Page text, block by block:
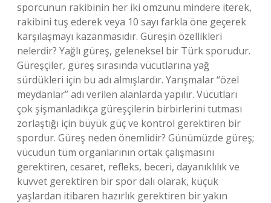
sporcunun rakibinin her iki omzunu mindere iterek,
rakibini tuş ederek veya 10 sayı farkla öne geçerek
karşılaşmayı kazanmasıdır. Güreşin özellikleri
nelerdir? Yağlı güreş, geleneksel bir Türk sporudur.
Güreşçiler, güreş sırasında vücutlarına yağ
sürdükleri için bu adı almışlardır. Yarışmalar “özel
meydanlar” adı verilen alanlarda yapılır. Vücutları
çok şişmanladıkça güreşçilerin birbirlerini tutması
zorlaştığı için büyük güç ve kontrol gerektiren bir
spordur. Güreş neden önemlidir? Günümüzde güreş;
vücudun tüm organlarının ortak çalışmasını
gerektiren, cesaret, refleks, beceri, dayanıklılık ve
kuvvet gerektiren bir spor dalı olarak, küçük
yaşlardan itibaren hazırlık gerektiren bir yakın